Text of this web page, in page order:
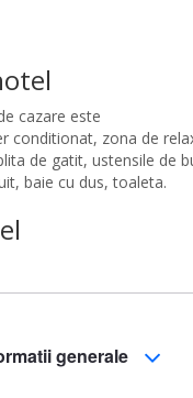
cazare este
conditionat, zona de
de gatit, ustensile de
baie cu dus, toaleta.
generale